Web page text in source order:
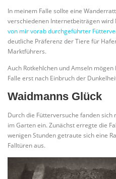
In meinem Falle sollte eine
verschiedenen Internetbeiträgen wird
von mir vorab durchgeführter
deutliche Präferenz der Tiere für
Marktführers.
Auch Rotkehlchen und Amseln
Falle erst nach Einbruch der
Waidmanns Glück
Durch die Fütterversuche fanden
im Garten ein. Zunächst erregte die
wenigen Stunden getraute sich eine
Falltüren aus.